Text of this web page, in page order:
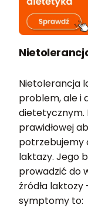
Nietolerancja
problem, ale i
dietetycznym.
prawidłowej
potrzebujemy
laktazy. Jego
prowadzić do
źródła laktozy
symptomy to: